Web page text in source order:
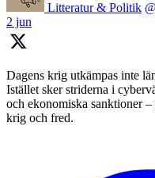
Litteratur & Politik
2 jun
Dagens krig utkämpas inte
Istället sker striderna i
och ekonomiska sanktioner
krig och fred.